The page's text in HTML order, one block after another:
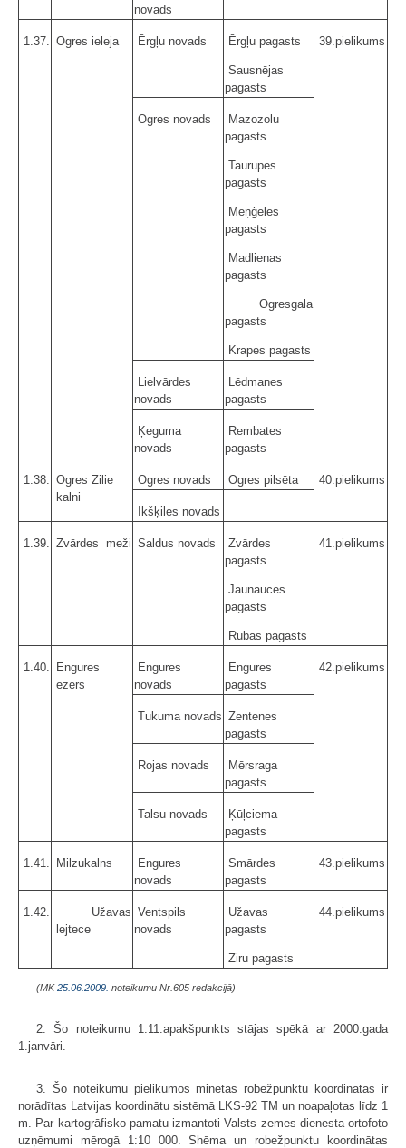
novads
1.37. Ogres ieleja Ērgļu novads Ērgļu pagasts
Sausnējas
pagasts
39.pielikums
Ogres novads
Mazozolu
pagasts
Taurupes
pagasts
Meņģeles
pagasts
Madlienas
pagasts
Ogresgala
pagasts
Krapes pagasts
Lielvārdes
novads
Lēdmanes
pagasts
Ķeguma
novads
Rembates
pagasts
1.38.
Ogres Zilie
kalni
Ogres novads Ogres pilsēta 40.pielikums
Ikšķiles novads
1.39. Zvārdes meži Saldus novads
Zvārdes
pagasts
Jaunauces
pagasts
Rubas pagasts
41.pielikums
1.40.
Engures
ezers
Engures
novads
Engures
pagasts
42.pielikums
Tukuma novads Zentenes
pagasts
Rojas novads
Mērsraga
pagasts
Talsu novads
Ķūļciema
pagasts
1.41. Milzukalns
Engures
novads
Smārdes
pagasts
43.pielikums
1.42.
Užavas
lejtece
Ventspils
novads
Užavas
pagasts
Ziru pagasts
44.pielikums
(MK25.06.2009. noteikumu Nr.605 redakcijā)
2. Šo noteikumu 1.11.apakšpunkts stājas spēkā ar 2000.gada
1.janvāri.
3. Šo noteikumu pielikumos minētās robežpunktu koordinātas ir
norādītas Latvijas koordinātu sistēmā LKS-92 TM un noapaļotas līdz 1
m. Par kartogrāfisko pamatu izmantoti Valsts zemes dienesta ortofoto
uzņēmumi mērogā 1:10 000. Shēma un robežpunktu koordinātas